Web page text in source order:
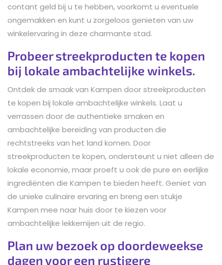
contant geld bij u te hebben, voorkomt u eventuele
ongemakken en kunt u zorgeloos genieten van uw
winkelervaring in deze charmante stad.
Probeer streekproducten te kopen
bij lokale ambachtelijke winkels.
Ontdek de smaak van Kampen door streekproducten
te kopen bij lokale ambachtelijke winkels. Laat u
verrassen door de authentieke smaken en
ambachtelijke bereiding van producten die
rechtstreeks van het land komen. Door
streekproducten te kopen, ondersteunt u niet alleen de
lokale economie, maar proeft u ook de pure en eerlijke
ingrediënten die Kampen te bieden heeft. Geniet van
de unieke culinaire ervaring en breng een stukje
Kampen mee naar huis door te kiezen voor
ambachtelijke lekkernijen uit de regio.
Plan uw bezoek op doordeweekse
dagen voor een rustigere